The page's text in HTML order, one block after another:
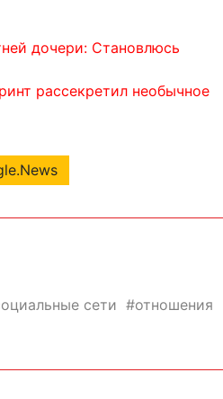
дочери: Становлюсь
рассекретил необычное
сети
отношения